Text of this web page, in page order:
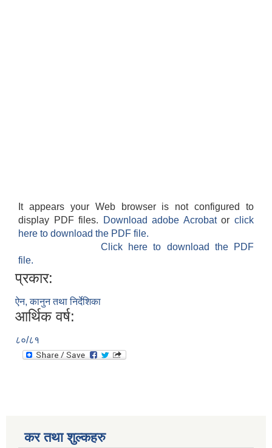
It appears your Web browser is not configured to
display PDF files.
Download adobe Acrobatorclick
here to download the PDF file.
Click here to download the PDF
file.
प्रकार:
ऐन, कानुन तथा निर्देशिका
आर्थिक वर्ष:
८०/८१
कर तथा शुल्कहरु